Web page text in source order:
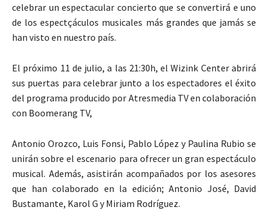
celebrar un espectacular concierto que se convertirá e uno
de los espectçáculos musicales más grandes que jamás se
han visto en nuestro país.
El próximo 11 de julio, a las 21:30h, el Wizink Center abrirá
sus puertas para celebrar junto a los espectadores el éxito
del programa producido por Atresmedia TV en colaboración
con Boomerang TV,
Antonio Orozco, Luis Fonsi, Pablo López y Paulina Rubio se
unirán sobre el escenario para ofrecer un gran espectáculo
musical. Además, asistirán acompañados por los asesores
que han colaborado en la edición; Antonio José, David
Bustamante, Karol G y Miriam Rodríguez.